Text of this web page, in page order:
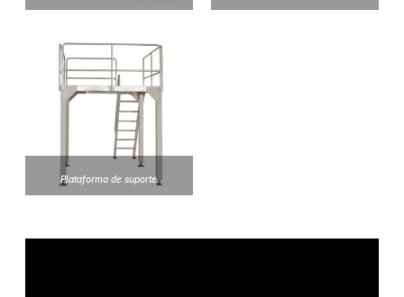
Plataforma de suporte